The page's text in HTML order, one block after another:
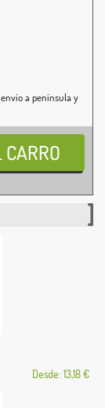
a península y
Desde: 13,18 €